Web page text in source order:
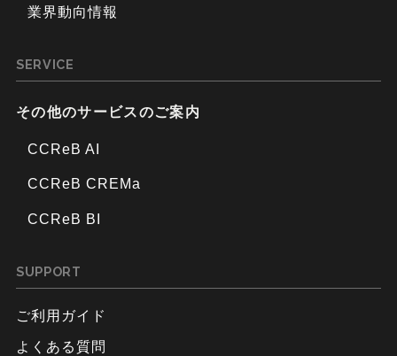
業界動向情報
SERVICE
その他のサービスのご案内
CCReB AI
CCReB CREMa
CCReB BI
SUPPORT
ご利用ガイド
よくある質問